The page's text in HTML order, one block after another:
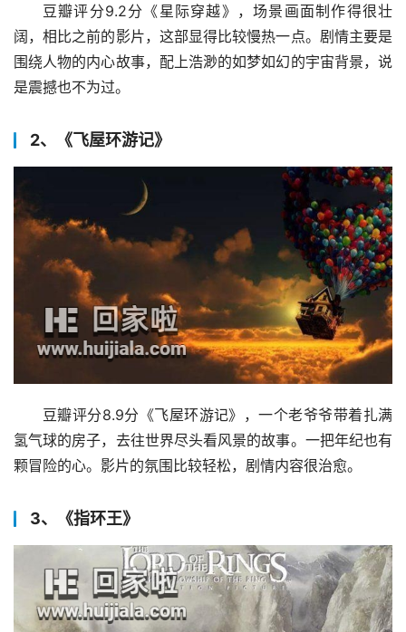
豆瓣评分9.2分《星际穿越》，场景画面制作得很壮
阔，相比之前的影片，这部显得比较慢热一点。剧情主要是
围绕人物的内心故事，配上浩渺的如梦如幻的宇宙背景，说
是震撼也不为过。
2、《飞屋环游记》
豆瓣评分8.9分《飞屋环游记》，一个老爷爷带着扎满
氢气球的房子，去往世界尽头看风景的故事。一把年纪也有
颗冒险的心。影片的氛围比较轻松，剧情内容很治愈。
3、《指环王》